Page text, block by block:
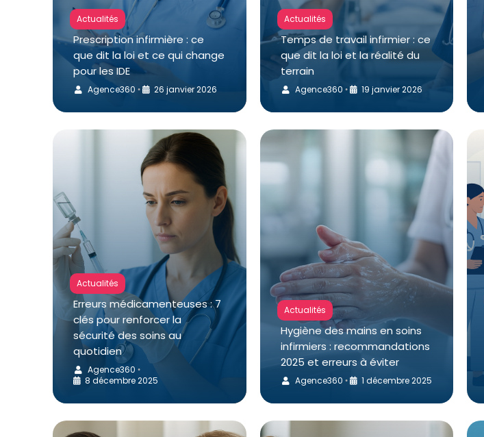
Actualités
Prescription infirmière : ce
que dit la loi et ce qui change
pour les IDE
Agence360 • 26 janvier 2026
Actualités
Temps de travail infirmier : ce
que dit la loi et la réalité du
terrain
Agence360 • 19 janvier 2026
Actualités
Erreurs médicamenteuses : 7
clés pour renforcer la
sécurité des soins au
quotidien
Agence360 •
8 décembre 2025
Actualités
Hygiène des mains en soins
infirmiers : recommandations
2025 et erreurs à éviter
Agence360 • 1 décembre 2025